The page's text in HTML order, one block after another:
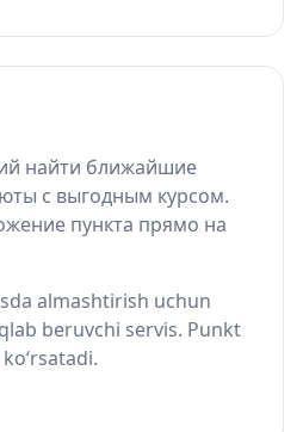
найти ближайшие
с выгодным курсом.
пункта прямо на
almashtirish uchun
beruvchi servis. Punkt